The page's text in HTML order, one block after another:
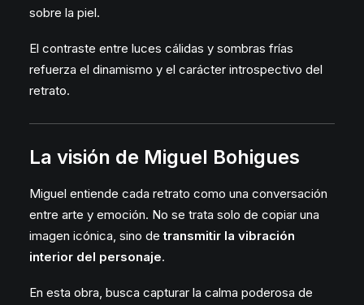
sobre la piel.
El contraste entre luces cálidas y sombras frías
refuerza el dinamismo y el carácter introspectivo del
retrato.
La visión de Miguel Bohigues
Miguel entiende cada retrato como una conversación
entre arte y emoción. No se trata solo de copiar una
imagen icónica, sino detransmitir la vibración
interior del personaje.
En esta obra, busca capturar la calma poderosa de